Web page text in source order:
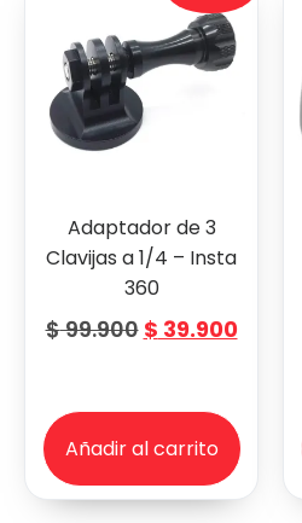
Adaptador de 3
Clavijas a 1/4 – Insta
360
$99.900 $ 39.900
Añadir al carrito